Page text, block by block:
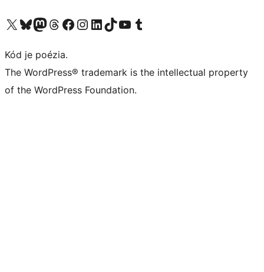
Navštívte náš účet na X (predtým Twitter)
Navštívte náš účet na platforme Bluesky
Navštívte náš účet na Mastodone
Navštívte náš účet na platforme Threads
Navštívte našu stránku na Facebooku
Navštívte náš účet Instagram
Navštívte náš účet LinkedIn
Navštívte náš účet na platforme TikTok
Navštívte náš kanál YouTube
Navštívte náš účet na platforme Tumblr
Kód je poézia.
The WordPress® trademark is the intellectual property
of the WordPress Foundation.